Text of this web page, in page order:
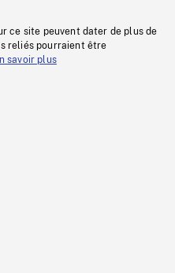
ce site peuvent dater de plus de
reliés pourraient être
savoir plus